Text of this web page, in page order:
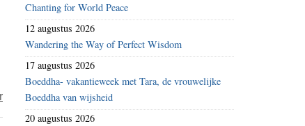
Keuzeloos
gewaarzijn
over
Nathan
Chanting for World Peace
12 augustus 2026
Wandering the Way of Perfect Wisdom
17 augustus 2026
Boeddha- vakantieweek met Tara, de vrouwelijke
Boeddha van wijsheid
20 augustus 2026